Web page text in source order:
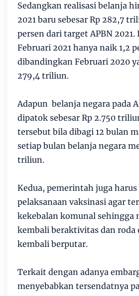
Sedangkan realisasi belanja
2021 baru sebesar Rp 282,7
persen dari target APBN 2021.
Februari 2021 hanya naik 1,2
dibandingkan Februari 2020
279,4 triliun.
Adapun belanja negara pada
dipatok sebesar Rp 2.750
tersebut bila dibagi 12 bulan
setiap bulan belanja negara
triliun.
Kedua, pemerintah juga
pelaksanaan vaksinasi agar
kekebalan komunal sehingga
kembali beraktivitas dan roda
kembali berputar.
Terkait dengan adanya
menyebabkan tersendatnya